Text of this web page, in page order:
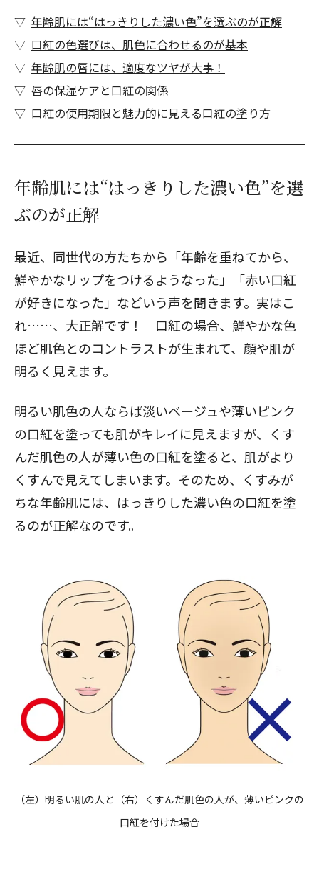
年齢肌には“はっきりした濃い色”を選ぶのが正解
口紅の色選びは、肌色に合わせるのが基本
年齢肌の唇には、適度なツヤが大事！
唇の保湿ケアと口紅の関係
口紅の使用期限と魅力的に見える口紅の塗り方
年齢肌には“はっきりした濃い色”を選
ぶのが正解
最近、同世代の方たちから「年齢を重ねてから、
鮮やかなリップをつけるようなった」「赤い口紅
が好きになった」などいう声を聞きます。実はこ
れ……、大正解です！ 口紅の場合、鮮やかな色
ほど肌色とのコントラストが生まれて、顔や肌が
明るく見えます。
明るい肌色の人ならば淡いベージュや薄いピンク
の口紅を塗っても肌がキレイに見えますが、くす
んだ肌色の人が薄い色の口紅を塗ると、肌がより
くすんで見えてしまいます。そのため、くすみが
ちな年齢肌には、はっきりした濃い色の口紅を塗
るのが正解なのです。
（左）明るい肌の人と（右）くすんだ肌色の人が、薄いピンクの
口紅を付けた場合